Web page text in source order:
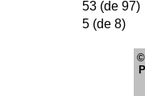
53 (de 97)
5 (de 8)
©